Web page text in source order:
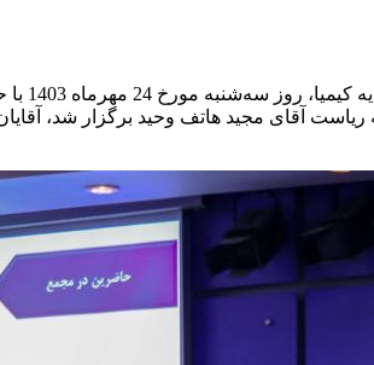
با حضور اکثریت سهام‌داران برگزار شد.
آقای مجيد هاتف وحيد برگزار شد،